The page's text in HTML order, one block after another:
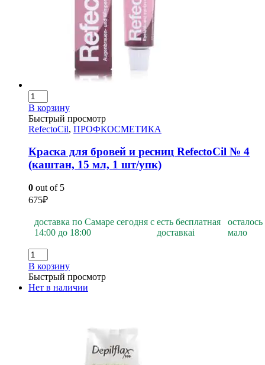
В корзину
Быстрый просмотр
RefectoCil, ПРОФКОСМЕТИКА
Краска для бровей и ресниц RefectoCil № 4
(каштан, 15 мл, 1 шт/упк)
0 out of 5
675₽
доставка по Самаре сегодня с
14:00 до 18:00
есть бесплатная
доставкаi
осталось
мало
В корзину
Быстрый просмотр
Нет в наличии